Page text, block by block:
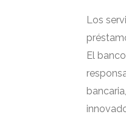
Los
El